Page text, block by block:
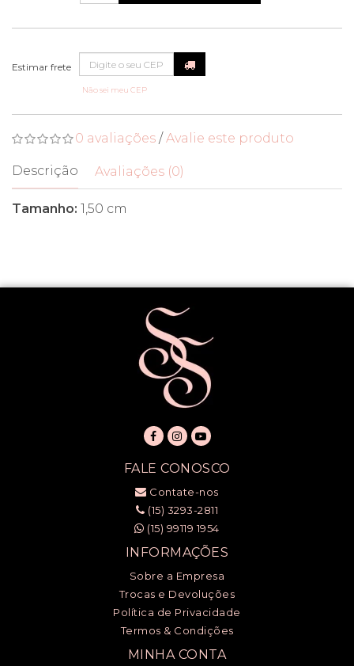
Não sei meu CEP
0 avaliações /Avalie este produto
Descrição Avaliações (0)
Tamanho: 1,50 cm
FALE CONOSCO
Contate-nos
(15) 3293-2811
(15) 99119 1954
INFORMAÇÕES
Sobre a Empresa
Trocas e Devoluções
Política de Privacidade
Termos & Condições
MINHA CONTA